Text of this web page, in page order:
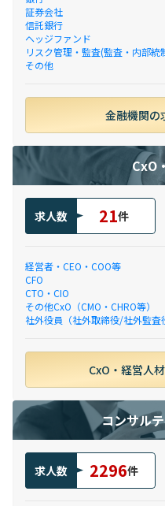
証券会社
信託銀行
ヘッジファンド
リスク管理・監査(監査・内部統
その他
金融機関の
CxO
求人数 21件
経営者・CEO・COO等
CFO
CTO・CIO
その他CxO（CMO・CHRO等）
社外役員（社外取締役/社外監査
CxO・経営人
コンサル
求人数 2296件